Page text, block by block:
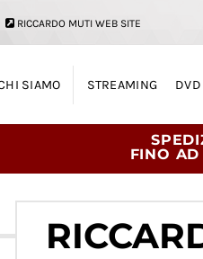
RICCARDO MUTI WEB SITE
SIAMO STREAMING DVD
FINO